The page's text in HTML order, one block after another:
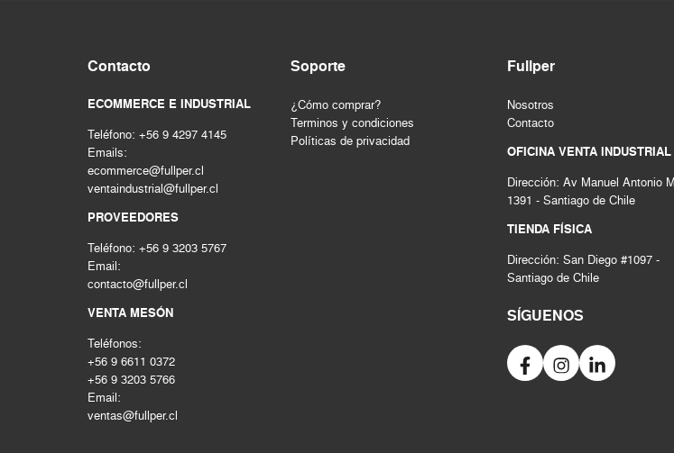
Contacto
ECOMMERCE E INDUSTRIAL
Teléfono: +56 9 4297 4145
Emails:
ecommerce@fullper.cl
ventaindustrial@fullper.cl
PROVEEDORES
Teléfono: +56 9 3203 5767
Email:
contacto@fullper.cl
VENTA MESÓN
Teléfonos:
+56 9 6611 0372
+56 9 3203 5766
Email:
ventas@fullper.cl
Soporte
¿Cómo comprar?
Terminos y condiciones
Políticas de privacidad
Fullper
Nosotros
Contacto
OFICINA VENTA INDUSTRIAL
Dirección: Av Manuel Antonio
1391 - Santiago de Chile
TIENDA FÍSICA
Dirección: San Diego #1097 -
Santiago de Chile
SÍGUENOS